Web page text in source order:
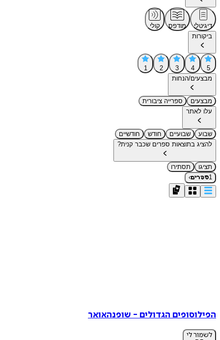
דיגיטלי מודפס
קולי
ביקורות
5
4
3
2
1
מבצעים/הנחות
מבצעים
ספרייה ציבורית
עלו לאתר
שבוע שבועיים חודש
חודשיים
להציג בתוצאות ספרים שכבר קנית?
תציגו
תסתירו
1ספרים›
הפילוסופים הגדולים - שופנהאואר
לשמור לי